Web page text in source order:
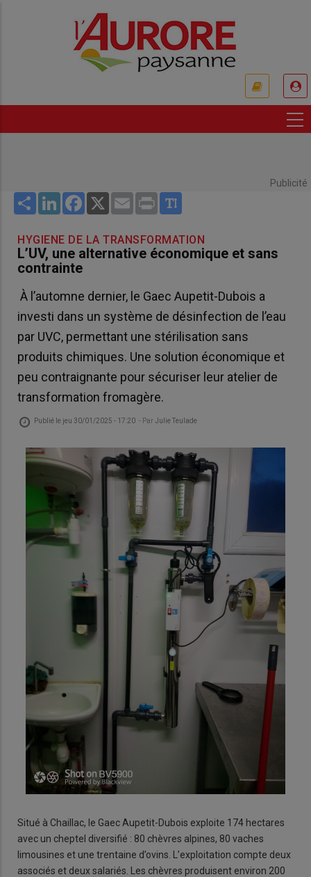
Publicité
Share LinkedInFacebook
X Email Print
HYGIENE DE LA TRANSFORMATION
L’UV, une alternative économique et sans
contrainte
À l’automne dernier, le Gaec Aupetit-Dubois a
investi dans un système de désinfection de l’eau
par UVC, permettant une stérilisation sans
produits chimiques. Une solution économique et
peu contraignante pour sécuriser leur atelier de
transformation fromagère.
Publié le jeu 30/01/2025 - 17:20 - Par Julie Teulade
Situé à Chaillac, le Gaec Aupetit-Dubois exploite 174 hectares
avec un cheptel diversifié : 80 chèvres alpines, 80 vaches
limousines et une trentaine d’ovins. L’exploitation compte deux
associés et deux salariés. Les chèvres produisent environ 200